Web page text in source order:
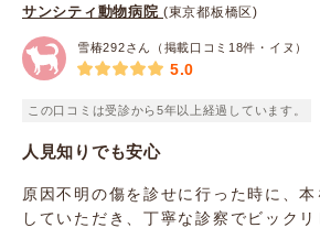
サンシティ動物病院 (東京都板橋区)
雪椿292さん（掲載口コミ18件・イヌ）
5.0
この口コミは受診から5年以上経過しています。
人見知りでも安心
原因不明の傷を診せに行った時に、
していただき、丁寧な診察でビック